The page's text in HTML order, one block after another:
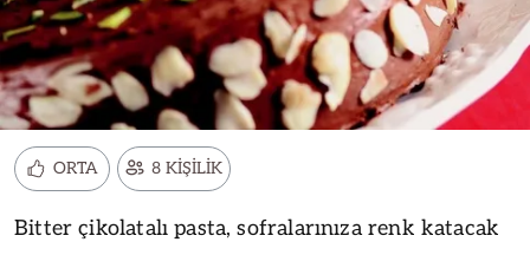
ORTA 8 KİŞİLİK
Bitter çikolatalı pasta, sofralarınıza renk katacak